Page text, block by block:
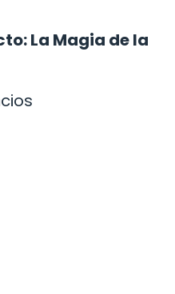
La Magia de la